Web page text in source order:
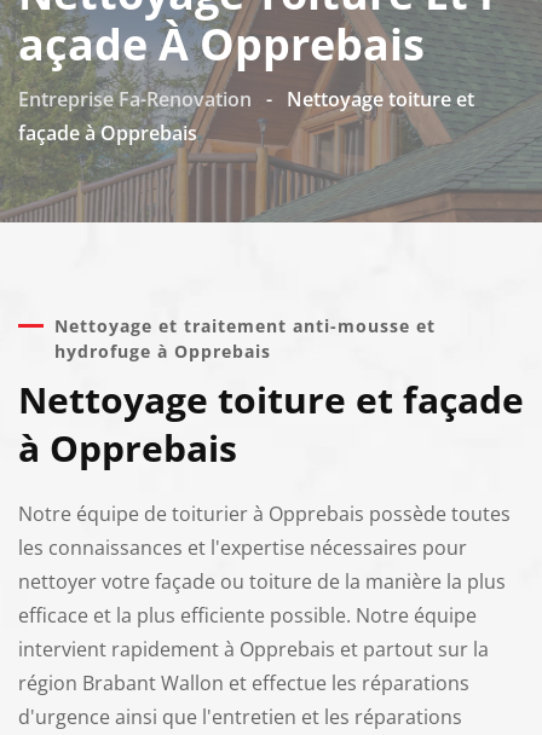
Açade À Opprebais
Entreprise Fa-Renovation - Nettoyage toiture et
façade à Opprebais
Nettoyage et traitement anti-mousse et
hydrofuge à Opprebais
Nettoyage toiture et façade
à Opprebais
Notre équipe de toiturier à Opprebais possède toutes
les connaissances et l'expertise nécessaires pour
nettoyer votre façade ou toiture de la manière la plus
efficace et la plus efficiente possible. Notre équipe
intervient rapidement à Opprebais et partout sur la
région Brabant Wallon et effectue les réparations
d'urgence ainsi que l'entretien et les réparations